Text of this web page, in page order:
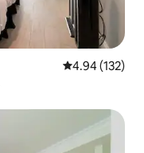
レビュー132
4.94 (132)